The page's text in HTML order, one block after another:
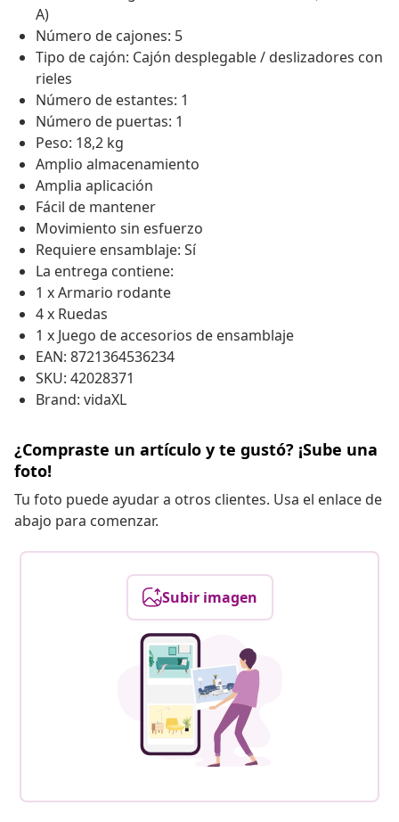
A)
Número de cajones: 5
Tipo de cajón: Cajón desplegable / deslizadores con
rieles
Número de estantes: 1
Número de puertas: 1
Peso: 18,2 kg
Amplio almacenamiento
Amplia aplicación
Fácil de mantener
Movimiento sin esfuerzo
Requiere ensamblaje: Sí
La entrega contiene:
1 x Armario rodante
4 x Ruedas
1 x Juego de accesorios de ensamblaje
EAN: 8721364536234
SKU: 42028371
Brand: vidaXL
¿Compraste un artículo y te gustó? ¡Sube una
foto!
Tu foto puede ayudar a otros clientes. Usa el enlace de
abajo para comenzar.
Subir imagen